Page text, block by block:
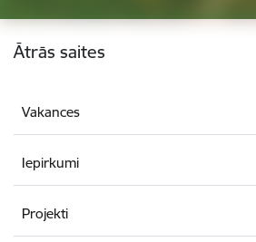
Kājene
Ātrās saites
Vakances
Iepirkumi
Projekti